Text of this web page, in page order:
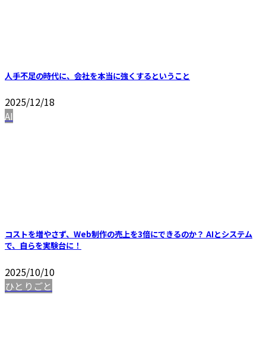
人手不足の時代に、会社を本当に強くするということ
2025/12/18
AI
コストを増やさず、Web制作の売上を3倍にできるのか？ AIとシステム
で、自らを実験台に！
2025/10/10
ひとりごと